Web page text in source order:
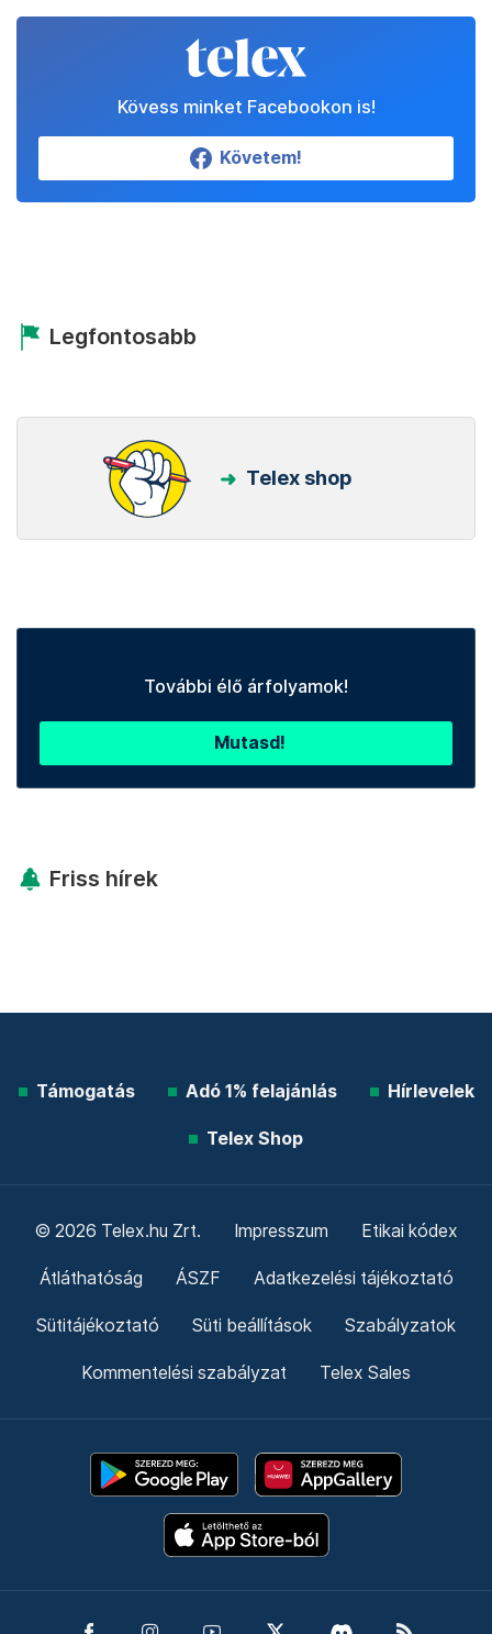
Kövess minket Facebookon is!
Követem!
Legfontosabb
Telex shop
További élő árfolyamok!
Mutasd!
Friss hírek
Támogatás Adó 1% felajánlás Hírlevelek
Telex Shop
© 2026 Telex.hu Zrt. Impresszum Etikai kódex
Átláthatóság ÁSZF Adatkezelési tájékoztató
Sütitájékoztató Süti beállítások Szabályzatok
Kommentelési szabályzat Telex Sales